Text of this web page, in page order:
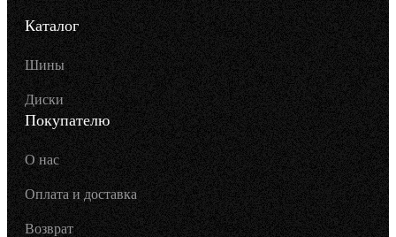
Каталог
Шины
Диски
Покупателю
О нас
Оплата и доставка
Возврат